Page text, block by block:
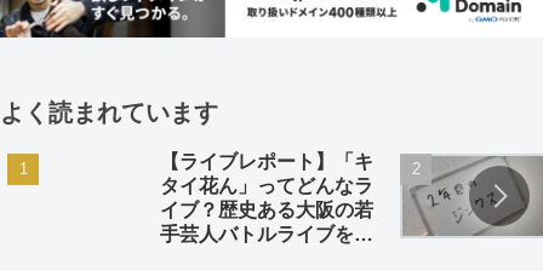
よく読まれています
【ライブレポート】「キ
タイ花ん」ってどんなラ
イブ？歴史ある大阪の若
手芸人バトルライブを徹